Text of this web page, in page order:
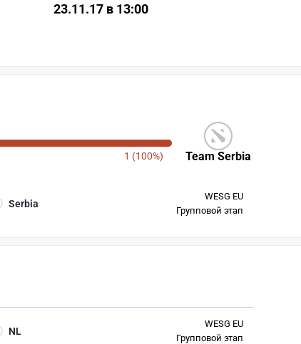
23.11.17 в 13:00
Team Serbia
1 (100%)
Serbia
WESG EU
Групповой этап
NL
WESG EU
Групповой этап